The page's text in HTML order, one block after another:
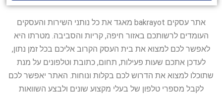
אתר עסקים bakrayot מאגד את כל נותני השירות והעסקים
העומדים לרשותכם באזור חיפה, קריות והסביבה. מטרתו היא
לאפשר לכם למצוא את בית העסק הקרוב אליכם בכל זמן נתון,
לעדכן אתכם שעות פעילות, תחום, כתובת וטלפונים על מנת
שתוכלו למצוא את הדרוש לכם בקלות ונוחות. האתר יאפשר לכם
לקבל מספרי טלפון של בעלי מקצוע שונים ולבצע השוואות